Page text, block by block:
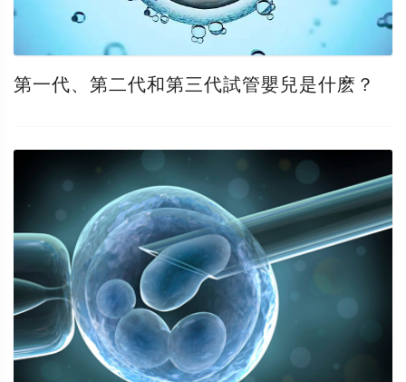
第一代、第二代和第三代試管嬰兒是什麽？